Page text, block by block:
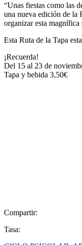
“Unas fiestas como las
una nueva edición de la
organizar esta
Esta Ruta de la Tapa
¡Recuerda!
Del 15 al 23 de
Tapa y bebida 3,50€
Compartir:
Tasa: